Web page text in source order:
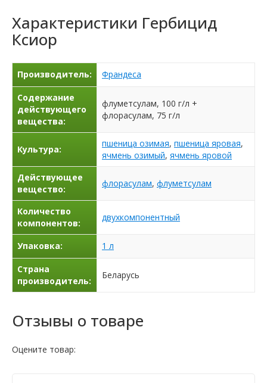
Характеристики Гербицид
Ксиор
Производитель: Франдеса
Содержание
действующего
вещества:
флуметсулам, 100 г/л +
флорасулам, 75 г/л
Культура:
пшеница озимая, пшеница яровая,
ячмень озимый, ячмень яровой
Действующее
вещество:
флорасулам, флуметсулам
Количество
компонентов:
двухкомпонентный
Упаковка: 1 л
Страна
производитель:
Беларусь
Отзывы о товаре
Оцените товар: